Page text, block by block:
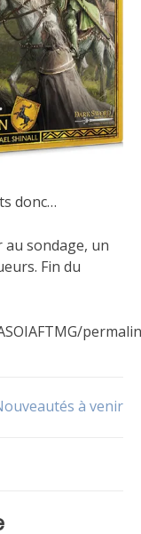
donc…
sondage, un
Fin du
à venir